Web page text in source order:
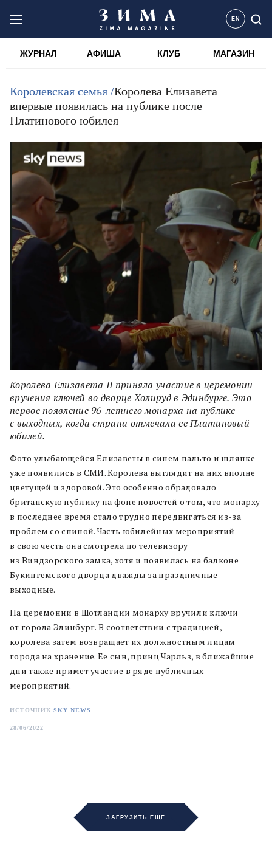
EN
ЖУРНАЛ АФИША КЛУБ МАГАЗИН
Королевская семья /Королева Елизавета
впервые появилась на публике после
Платинового юбилея
Королева Елизавета II приняла участие в церемонии
вручения ключей во дворце Холируд в Эдинбурге. Это
первое появление 96-летнего монарха на публике
с выходных, когда страна отмечала ее Платиновый
юбилей.
Фото улыбающейся Елизаветы в синем пальто и шляпке
уже появились в СМИ. Королева выглядит на них вполне
цветущей и здоровой. Это особенно обрадовало
британскую публику на фоне новостей о том, что монарху
в последнее время стало трудно передвигаться из-за
проблем со спиной. Часть юбилейных мероприятий
в свою честь она смотрела по телевизору
из Виндзорского замка, хотя и появилась на балконе
Букингемского дворца дважды за праздничные
выходные.
На церемонии в Шотландии монарху вручили ключи
от города Эдинбург. В соответствии с традицией,
королева затем возвращает их должностным лицам
города на хранение. Ее сын, принц Чарльз, в ближайшие
дни также примет участие в ряде публичных
мероприятий.
ИСТОЧНИК SKY NEWS
28/06/2022
ЗАГРУЗИТЬ ЕЩЁ